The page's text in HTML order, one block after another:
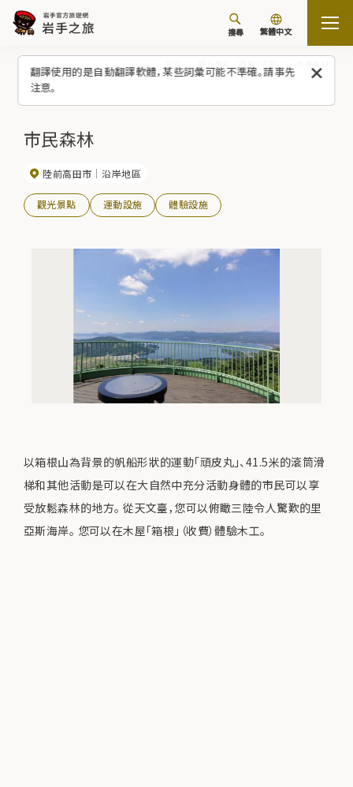
翻譯使用的是自動翻譯軟體，某些詞彙可能不準確。請事先
注意。
搜尋 繁體中文
市民森林
陸前高田市 沿岸地區
觀光景點 運動設施 體驗設施
以箱根山為背景的帆船形狀的運動「頑皮丸」、41.5米的滾筒滑
梯和其他活動是可以在大自然中充分活動身體的市民可以享
受放鬆森林的地方。 從天文臺，您可以俯瞰三陸令人驚歎的里
亞斯海岸。 您可以在木屋「箱根」（收費）體驗木工。